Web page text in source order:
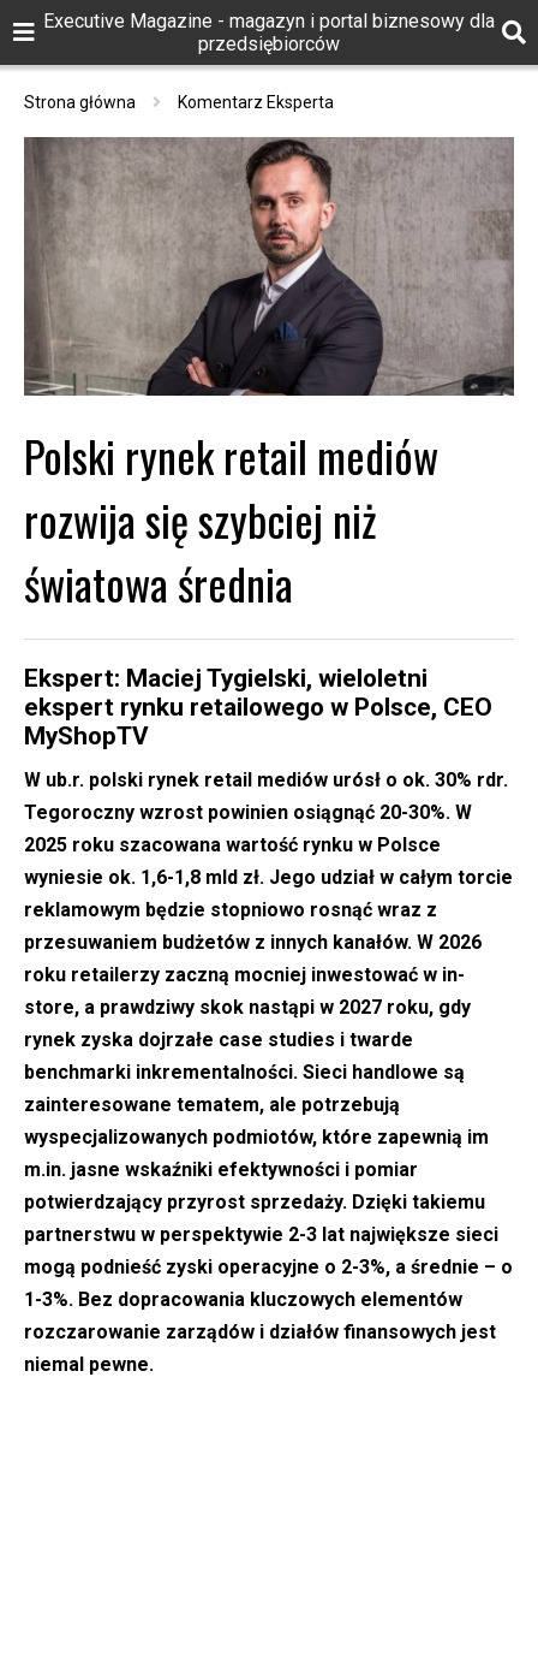
Executive Magazine - magazyn i portal biznesowy dla
przedsiębiorców
Strona główna Komentarz Eksperta
Polski rynek retail mediów
rozwija się szybciej niż
światowa średnia
Ekspert: Maciej Tygielski, wieloletni
ekspert rynku retailowego w Polsce, CEO
MyShopTV
W ub.r. polski rynek retail mediów urósł o ok. 30% rdr.
Tegoroczny wzrost powinien osiągnąć 20-30%. W
2025 roku szacowana wartość rynku w Polsce
wyniesie ok. 1,6-1,8 mld zł. Jego udział w całym torcie
reklamowym będzie stopniowo rosnąć wraz z
przesuwaniem budżetów z innych kanałów. W 2026
roku retailerzy zaczną mocniej inwestować w in-
store, a prawdziwy skok nastąpi w 2027 roku, gdy
rynek zyska dojrzałe case studies i twarde
benchmarki inkrementalności. Sieci handlowe są
zainteresowane tematem, ale potrzebują
wyspecjalizowanych podmiotów, które zapewnią im
m.in. jasne wskaźniki efektywności i pomiar
potwierdzający przyrost sprzedaży. Dzięki takiemu
partnerstwu w perspektywie 2-3 lat największe sieci
mogą podnieść zyski operacyjne o 2-3%, a średnie – o
1-3%. Bez dopracowania kluczowych elementów
rozczarowanie zarządów i działów finansowych jest
niemal pewne.